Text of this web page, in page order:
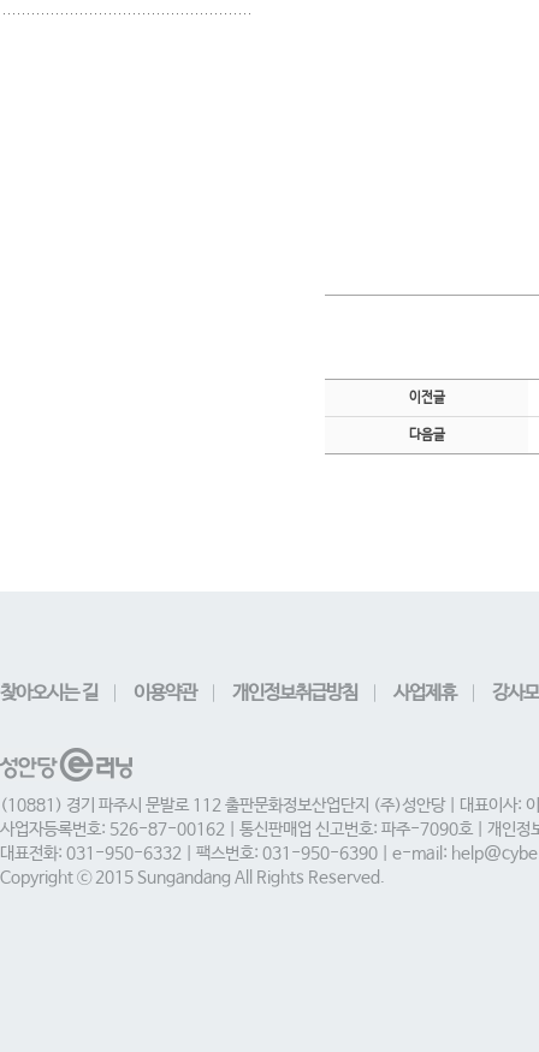
이전글
다음글
찾아오시는 길 이용약관 개인정보취급방침 사업제휴 강사
(10881) 경기 파주시 문발로 112 출판문화정보산업단지 (주)성안당 | 대표이사:
사업자등록번호: 526-87-00162 | 통신판매업 신고번호: 파주-7090호 | 개인정
대표전화: 031-950-6332 | 팩스번호: 031-950-6390 | e-mail:
Copyright ⓒ 2015 Sungandang All Rights Reserved.